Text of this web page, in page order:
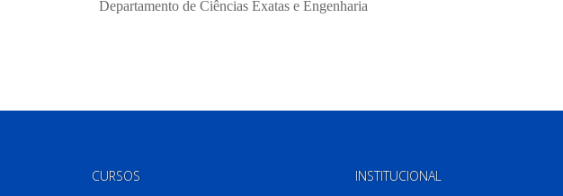
CURSOS
INSTITUCIONAL